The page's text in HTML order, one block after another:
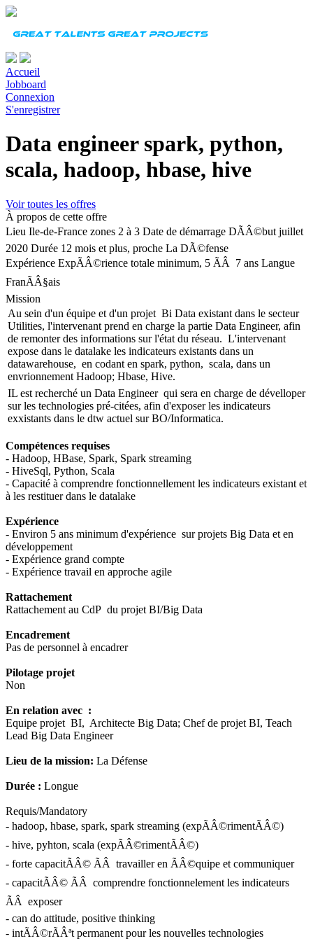
Accueil
Jobboard
Connexion
S'enregistrer
Data engineer spark, python,
scala, hadoop, hbase, hive
Voir toutes les offres
À propos de cette offre
Lieu Ile-de-France zones 2 à 3 Date de démarrage DÃÂ©but juillet
2020 Durée 12 mois et plus, proche La DÃ©fense
Expérience ExpÃÂ©rience totale minimum, 5 ÃÂ 7 ans Langue
FranÃÂ§ais
Mission
Au sein d'un équipe et d'un projet Bi Data existant dans le secteur
Utilities, l'intervenant prend en charge la partie Data Engineer, afin
de remonter des informations sur l'état du réseau. L'intervenant
expose dans le datalake les indicateurs existants dans un
datawarehouse, en codant en spark, python, scala, dans un
envrionnement Hadoop; Hbase, Hive.
IL est recherché un Data Engineer qui sera en charge de dévelloper
sur les technologies pré-citées, afin d'exposer les indicateurs
exxistants dans le dtw actuel sur BO/Informatica.
Compétences requises
- Hadoop, HBase, Spark, Spark streaming
- HiveSql, Python, Scala
- Capacité à comprendre fonctionnellement les indicateurs existant et
à les restituer dans le datalake
Expérience
- Environ 5 ans minimum d'expérience sur projets Big Data et en
développement
- Expérience grand compte
- Expérience travail en approche agile
Rattachement
Rattachement au CdP du projet BI/Big Data
Encadrement
Pas de personnel à encadrer
Pilotage projet
Non
En relation avec :
Equipe projet BI, Architecte Big Data; Chef de projet BI, Teach
Lead Big Data Engineer
Lieu de la mission: La Défense
Durée : Longue
Requis/Mandatory
- hadoop, hbase, spark, spark streaming (expÃÂ©rimentÃÂ©)
- hive, pyhton, scala (expÃÂ©rimentÃÂ©)
- forte capacitÃÂ© ÃÂ travailler en ÃÂ©quipe et communiquer
- capacitÃÂ© ÃÂ comprendre fonctionnelement les indicateurs
ÃÂ exposer
- can do attitude, positive thinking
- intÃÂ©rÃÂªt permanent pour les nouvelles technologies